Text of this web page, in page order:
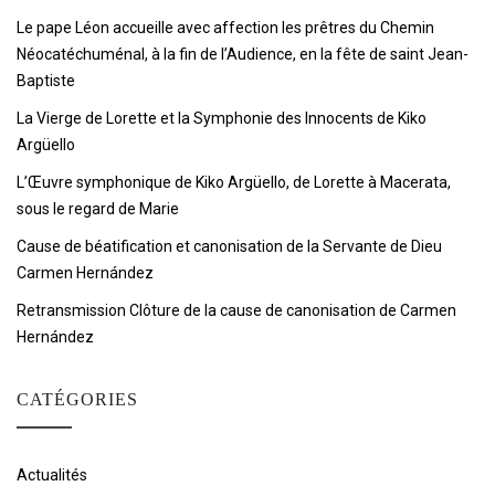
Le pape Léon accueille avec affection les prêtres du Chemin
Néocatéchuménal, à la fin de l’Audience, en la fête de saint Jean-
Baptiste
La Vierge de Lorette et la Symphonie des Innocents de Kiko
Argüello
L’Œuvre symphonique de Kiko Argüello, de Lorette à Macerata,
sous le regard de Marie
Cause de béatification et canonisation de la Servante de Dieu
Carmen Hernández
Retransmission Clôture de la cause de canonisation de Carmen
Hernández
CATÉGORIES
Actualités